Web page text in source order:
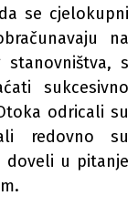
se cjelokupni
na
stanovništva, s
sukcesivno
odricali su
redovno su
doveli u pitanje